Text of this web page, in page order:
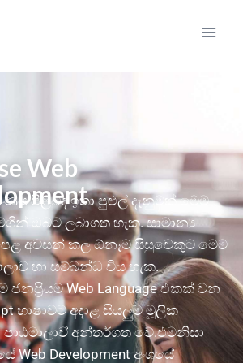
Web
පිළිබඳ ඉතා පුළුල් දැනුමක් ම‌ෙම
ඔබට ලබාගත හැක. සාමාන්‍ය
අවසන් කල ඕනෑම සිසුව‌ෙකුට ‌ම‌ෙම
හා සම්බන්ධ විය හැක.
Web Language එකක් වන
භාෂාවට අදාළ සියලුම මූලික
අන්තර්ගත වේ.එමනිසා
Web Development අංශය‌ේ